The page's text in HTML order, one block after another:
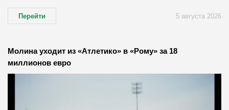
Перейти 5 августа 2026
Молина уходит из «Атлетико» в «Рому» за 18
миллионов евро